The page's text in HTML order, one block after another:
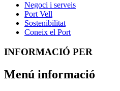
Negoci i serveis
Port Vell
Sostenibilitat
Coneix el Port
INFORMACIÓ PER
Menú informació